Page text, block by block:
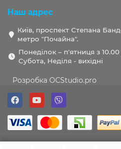
Наш адрес
Київ, проспект Степана
метро "Почайна".
Понеділок – п'ятниця з 10.00
Субота, Неділя - вихідні
Розробка OCStudio.pro